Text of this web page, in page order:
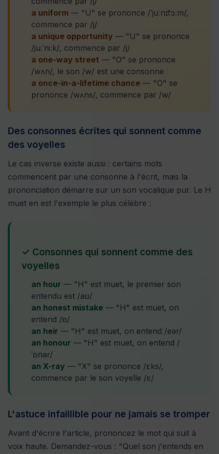
a uniform — "U" se prononce /ˈjuːnɪfɔːm/,
commence par /j/
a unique opportunity — "U" se prononce
/juːˈniːk/, commence par /j/
a one-way street — "O" se prononce
/wʌn/, le son /w/ est une consonne
a once-in-a-lifetime chance — "O" se
prononce /wʌns/, commence par /w/
Des consonnes écrites qui sonnent comme
des voyelles
Le cas inverse existe aussi : certains mots
commencent par une consonne à l'écrit, mais la
prononciation démarre sur un son vocalique pur. Le H
muet en est l'exemple le plus célèbre :
✓ Consonnes qui sonnent comme des
voyelles
an hour — "H" est muet, le premier son
entendu est /aʊ/
an honest mistake — "H" est muet, on
entend /ɒ/
an heir — "H" est muet, on entend /eər/
an honour — "H" est muet, on entend /
ˈɒnər/
an X-ray — "X" se prononce /ɛks/,
commence par le son voyelle /ɛ/
L'astuce infaillible pour ne jamais se tromper
Avant d'écrire l'article, prononcez le mot qui suit à
voix haute. Demandez-vous : "Quel son j'entends en